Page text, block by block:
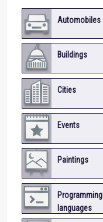
Automobiles
Buildings
Cities
Events
Paintings
Programming
languages